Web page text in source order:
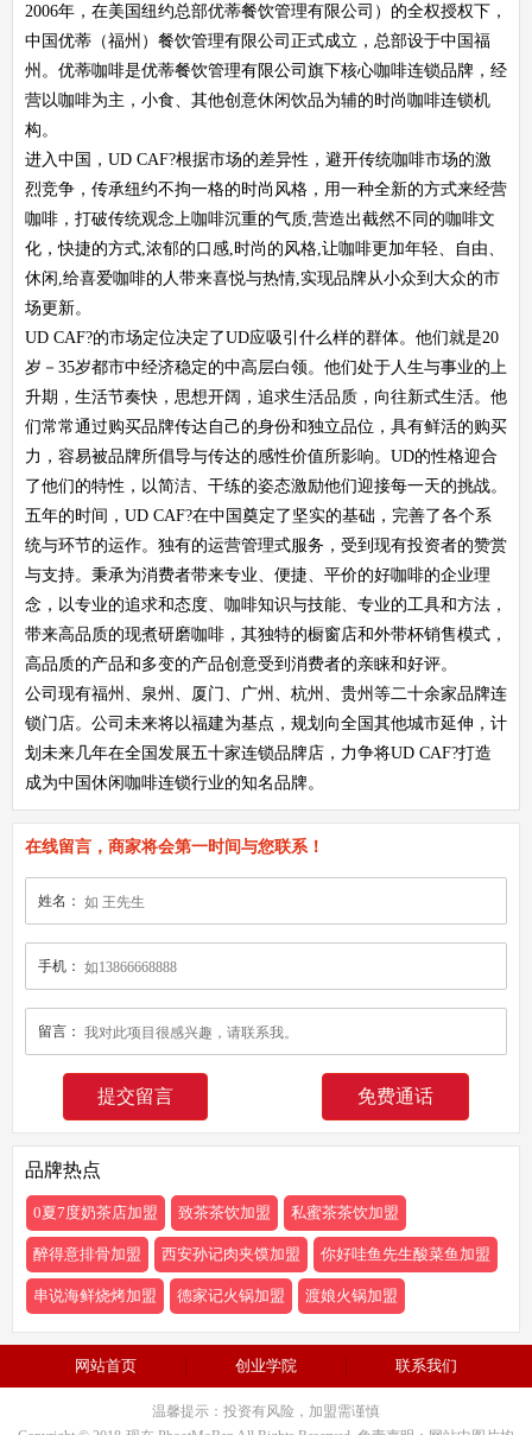
2006年，在美国纽约总部优蒂餐饮管理有限公司）的全权授权下，
中国优蒂（福州）餐饮管理有限公司正式成立，总部设于中国福
州。优蒂咖啡是优蒂餐饮管理有限公司旗下核心咖啡连锁品牌，经
营以咖啡为主，小食、其他创意休闲饮品为辅的时尚咖啡连锁机
构。
进入中国，UD CAF?根据市场的差异性，避开传统咖啡市场的激
烈竞争，传承纽约不拘一格的时尚风格，用一种全新的方式来经营
咖啡，打破传统观念上咖啡沉重的气质,营造出截然不同的咖啡文
化，快捷的方式,浓郁的口感,时尚的风格,让咖啡更加年轻、自由、
休闲,给喜爱咖啡的人带来喜悦与热情,实现品牌从小众到大众的市
场更新。
UD CAF?的市场定位决定了UD应吸引什么样的群体。他们就是20
岁－35岁都市中经济稳定的中高层白领。他们处于人生与事业的上
升期，生活节奏快，思想开阔，追求生活品质，向往新式生活。他
们常常通过购买品牌传达自己的身份和独立品位，具有鲜活的购买
力，容易被品牌所倡导与传达的感性价值所影响。UD的性格迎合
了他们的特性，以简洁、干练的姿态激励他们迎接每一天的挑战。
五年的时间，UD CAF?在中国奠定了坚实的基础，完善了各个系
统与环节的运作。独有的运营管理式服务，受到现有投资者的赞赏
与支持。秉承为消费者带来专业、便捷、平价的好咖啡的企业理
念，以专业的追求和态度、咖啡知识与技能、专业的工具和方法，
带来高品质的现煮研磨咖啡，其独特的橱窗店和外带杯销售模式，
高品质的产品和多变的产品创意受到消费者的亲睐和好评。
公司现有福州、泉州、厦门、广州、杭州、贵州等二十余家品牌连
锁门店。公司未来将以福建为基点，规划向全国其他城市延伸，计
划未来几年在全国发展五十家连锁品牌店，力争将UD CAF?打造
成为中国休闲咖啡连锁行业的知名品牌。
在线留言，商家将会第一时间与您联系！
姓名：
手机：
留言：
免费通话
品牌热点
0夏7度奶茶店加盟 致茶茶饮加盟 私蜜茶茶饮加盟
醉得意排骨加盟 西安孙记肉夹馍加盟 你好哇鱼先生酸菜鱼加盟
串说海鲜烧烤加盟 德家记火锅加盟 渡娘火锅加盟
网站首页 创业学院 联系我们
温馨提示：投资有风险，加盟需谨慎